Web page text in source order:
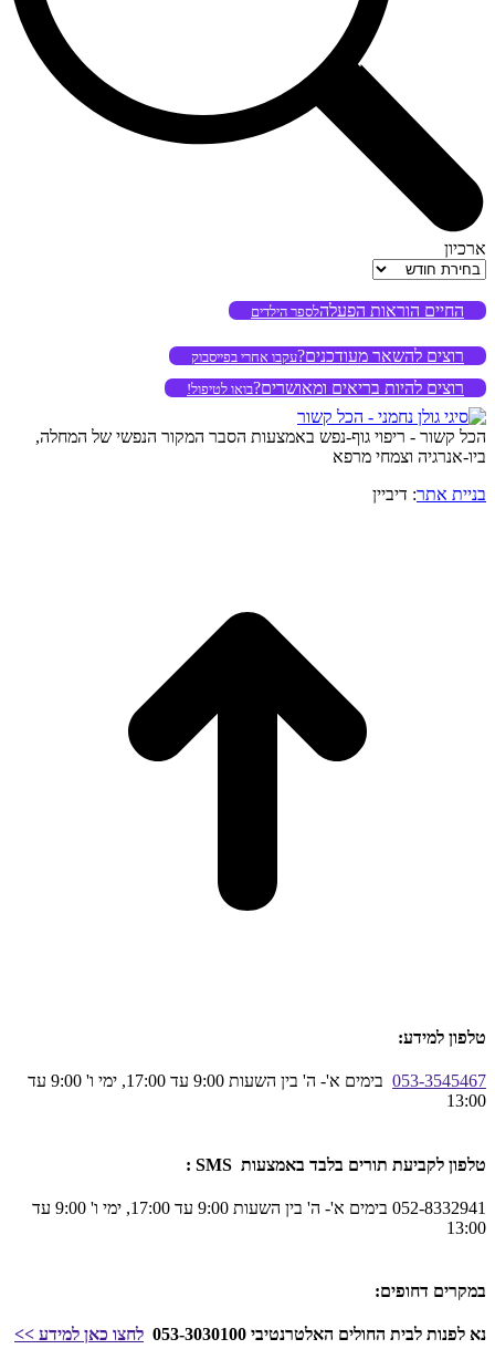
ארכיון
ארכיון
החיים הוראות הפעלהלספר הילדים
רוצים להשאר מעודכנים?עקבו אחרי בפייסבוק
רוצים להיות בריאים ומאושרים?בואו לטיפול!
הכל קשור - ריפוי גוף-נפש באמצעות הסבר המקור הנפשי של המחלה,
ביו-אנרגיה וצמחי מרפא
בניית אתר: דיביין
טלפון למידע:
053-3545467
בימים א'- ה' בין השעות 9:00 עד 17:00, ימי ו' 9:00 עד
13:00
טלפון לקביעת תורים בלבד באמצעות SMS :
052-8332941 בימים א'- ה' בין השעות 9:00 עד 17:00, ימי ו' 9:00 עד
13:00
במקרים דחופים:
נא לפנות לבית החולים האלטרנטיבי 053-3030100 לחצו כאן למידע >>